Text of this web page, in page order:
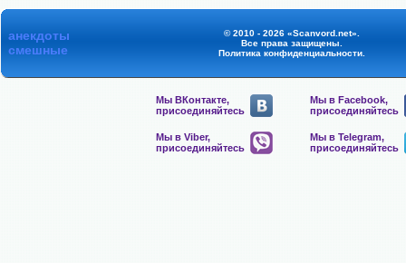
анекдоты
смешные
© 2010 - 2026 «Scanvord.net».
Все права защищены.
Политика конфиденциальности
Мы ВКонтакте,
присоединяйтесь
Мы в Facebook,
присоединяйтесь
Мы в Viber,
присоединяйтесь
Мы в Telegram,
присоединяйтесь